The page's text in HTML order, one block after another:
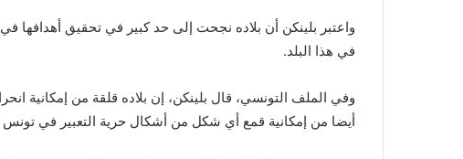
واعتبر بلينكن أن بلاده نجحت إلى حد كبير في تحقيق أهدافها
في هذا البلد.
وفي الملف التونسي، قال بلينكن، إن بلاده قلقة من إمكانية
أيضا من إمكانية قمع أي شكل من أشكال حرية التعبير في تونس